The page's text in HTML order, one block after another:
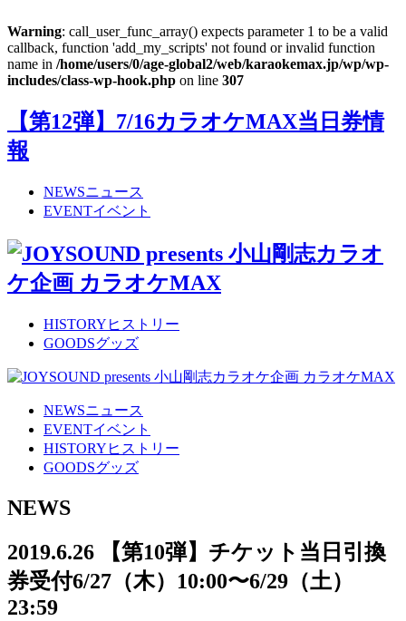
Warning: call_user_func_array() expects parameter 1 to be a valid
callback, function 'add_my_scripts' not found or invalid function
name in /home/users/0/age-global2/web/karaokemax.jp/wp/wp-
includes/class-wp-hook.php on line 307
【第12弾】7/16カラオケMAX当日券情
報
NEWSニュース
EVENTイベント
HISTORY ヒストリー
GOODSグッズ
NEWSニュース
EVENTイベント
HISTORY ヒストリー
GOODSグッズ
NEWS
2019.6.26
【第10弾】チケット当日引換
券受付6/27（木）10:00〜6/29（土）
23:59